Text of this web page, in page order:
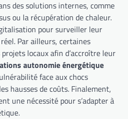
des solutions internes, comme
ou la récupération de chaleur.
pour surveiller leur
Par ailleurs, certaines
locaux afin d’accroître leur
autonomie énergétique
face aux chocs
hausses de coûts. Finalement,
une nécessité pour s’adapter à